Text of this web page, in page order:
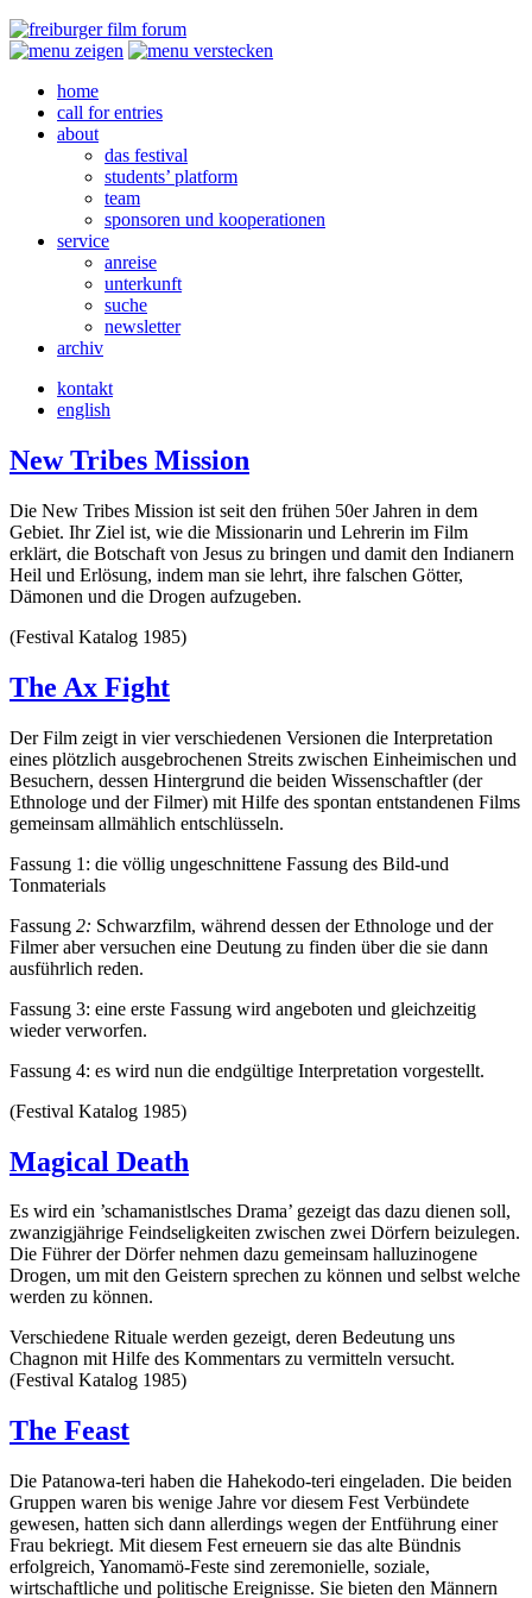
home
call for entries
about
das festival
students’ platform
team
sponsoren und kooperationen
service
anreise
unterkunft
suche
newsletter
archiv
kontakt
english
New Tribes Mission
Die New Tribes Mission ist seit den frühen 50er Jahren in dem
Gebiet. Ihr Ziel ist, wie die Missionarin und Lehrerin im Film
erklärt, die Botschaft von Jesus zu bringen und damit den Indianern
Heil und Erlösung, indem man sie lehrt, ihre falschen Götter,
Dämonen und die Drogen aufzugeben.
(Festival Katalog 1985)
The Ax Fight
Der Film zeigt in vier verschiedenen Versionen die Interpretation
eines plötzlich ausgebrochenen Streits zwischen Einheimischen und
Besuchern, dessen Hintergrund die beiden Wissenschaftler (der
Ethnologe und der Filmer) mit Hilfe des spontan entstandenen Films
gemeinsam allmählich entschlüsseln.
Fassung 1: die völlig ungeschnittene Fassung des Bild-und
Tonmaterials
Fassung 2: Schwarzfilm, während dessen der Ethnologe und der
Filmer aber versuchen eine Deutung zu finden über die sie dann
ausführlich reden.
Fassung 3: eine erste Fassung wird angeboten und gleichzeitig
wieder verworfen.
Fassung 4: es wird nun die endgültige Interpretation vorgestellt.
(Festival Katalog 1985)
Magical Death
Es wird ein ’schamanistlsches Drama’ gezeigt das dazu dienen soll,
zwanzigjährige Feindseligkeiten zwischen zwei Dörfern beizulegen.
Die Führer der Dörfer nehmen dazu gemeinsam halluzinogene
Drogen, um mit den Geistern sprechen zu können und selbst welche
werden zu können.
Verschiedene Rituale werden gezeigt, deren Bedeutung uns
Chagnon mit Hilfe des Kommentars zu vermitteln versucht.
(Festival Katalog 1985)
The Feast
Die Patanowa-teri haben die Hahekodo-teri eingeladen. Die beiden
Gruppen waren bis wenige Jahre vor diesem Fest Verbündete
gewesen, hatten sich dann allerdings wegen der Entführung einer
Frau bekriegt. Mit diesem Fest erneuern sie das alte Bündnis
erfolgreich, Yanomamö-Feste sind zeremonielle, soziale,
wirtschaftliche und politische Ereignisse. Sie bieten den Männern